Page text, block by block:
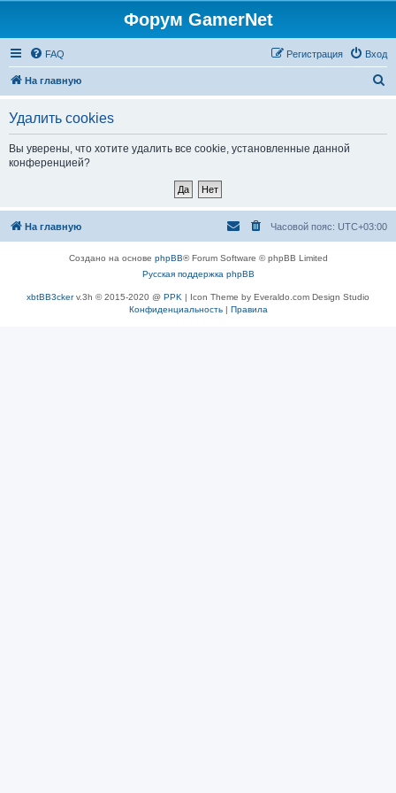
Форум GamerNet
FAQ Вход
Регистрация
На главную
Удалить cookies
Вы уверены, что хотите удалить все cookie, установленные данной
конференцией?
На главную Часовой пояс: UTC+03:00
Создано на основе phpBB® Forum Software © phpBB Limited
Русская поддержка phpBB
xbtBB3ckerv.3h © 2015-2020 @ PPK | Icon Theme by Everaldo.com Design Studio
Конфиденциальность| Правила